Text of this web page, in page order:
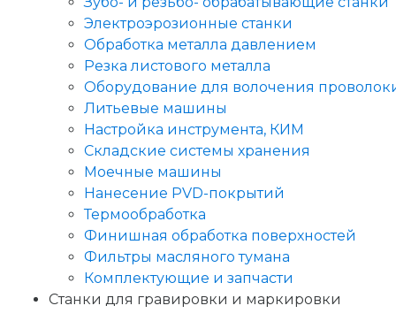
Электроэрозионные станки
Обработка металла давлением
Резка листового металла
Оборудование для волочения
Литьевые машины
Настройка инструмента, КИМ
Складские системы хранения
Моечные машины
Нанесение PVD-покрытий
Термообработка
Финишная обработка поверхностей
Фильтры масляного тумана
Комплектующие и запчасти
Станки для гравировки и маркировки